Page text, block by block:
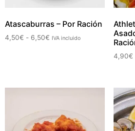
Atascaburras – Por Ración
4,50€ - 6,50€ IVA incluido
4,90€